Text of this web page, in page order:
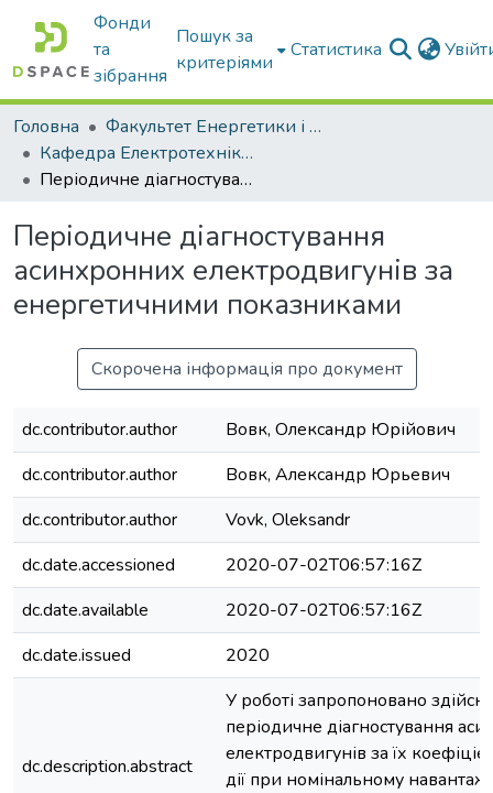
Фонди
та
зібрання
Пошук за
критеріями
Статистика
Головна
Факультет Енергетики і комп'ютерних технологій
Кафедра Електротехніки і електромеханіки ім. проф. В.В. Овчарова
Періодичне діагностування асинхронних електродвигунів за енергетичними показниками
Періодичне діагностування
асинхронних електродвигунів за
енергетичними показниками
Скорочена інформація про документ
dc.contributor.author
Вовк, Олександр Юрійович
dc.contributor.author
Вовк, Александр Юрьевич
dc.contributor.author
Vovk, Oleksandr
dc.date.accessioned
2020-07-02T06:57:16Z
dc.date.available
2020-07-02T06:57:16Z
dc.date.issued
2020
dc.description.abstract
У роботі запропоновано
періодичне діагностування
електродвигунів за їх
дії при номінальному